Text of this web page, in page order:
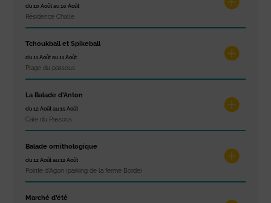
du 10 Août au 10 Août
Résidence Challe
Tchoukball et Spikeball
du 11 Août au 11 Août
Plage du passous
La Balade d’Anton
du 12 Août au 15 Août
Cale du Passous
Balade ornithologique
du 12 Août au 12 Août
Pointe d'Agon (parking de la ferme Borde)
Marché d’été